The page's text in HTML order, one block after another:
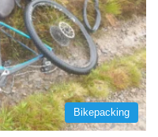
Bikepacking